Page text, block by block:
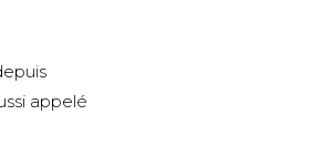
appelé